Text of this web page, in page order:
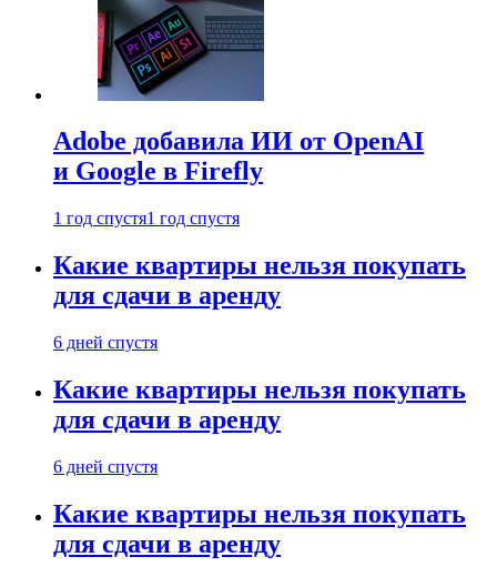
Adobe добавила ИИ от OpenAI
и Google в Firefly
1 год спустя1 год спустя
Какие квартиры нельзя покупать
для сдачи в аренду
6 дней спустя
Какие квартиры нельзя покупать
для сдачи в аренду
6 дней спустя
Какие квартиры нельзя покупать
для сдачи в аренду